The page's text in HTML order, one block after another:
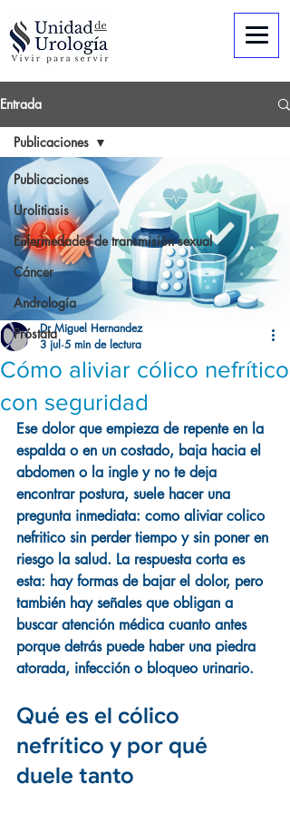
Entrada
Publicaciones
Urolitiasis
Enfermedades de transmisión sexual
Cáncer
Andrología
Próstata
Publicaciones
Cómo aliviar cólico nefrítico
con seguridad
Dr Miguel Hernandez
3 jul 5 min de lectura
Ese dolor que empieza de repente en la
espalda o en un costado, baja hacia el
abdomen o la ingle y no te deja
encontrar postura, suele hacer una
pregunta inmediata: como aliviar colico
nefritico sin perder tiempo y sin poner en
riesgo la salud. La respuesta corta es
esta: hay formas de bajar el dolor, pero
también hay señales que obligan a
buscar atención médica cuanto antes
porque detrás puede haber una piedra
atorada, infección o bloqueo urinario.
Qué es el cólico
nefrítico y por qué
duele tanto